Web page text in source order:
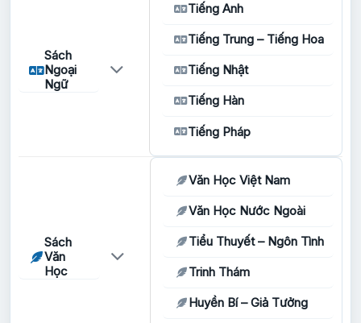
Sách
Ngoại
Ngữ
Tiếng Anh
Tiếng Trung – Tiếng Hoa
Tiếng Nhật
Tiếng Hàn
Tiếng Pháp
Sách
Văn
Học
Văn Học Việt Nam
Văn Học Nước Ngoài
Tiểu Thuyết – Ngôn Tình
Trinh Thám
Huyền Bí – Giả Tưởng